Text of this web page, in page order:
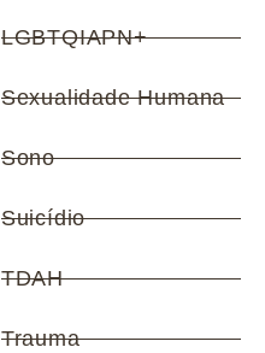
LGBTQIAPN+
Sexualidade Humana
Sono
Suicídio
TDAH
Trauma